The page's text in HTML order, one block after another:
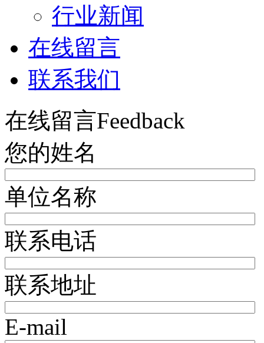
行业新闻
在线留言
联系我们
在线留言Feedback
您的姓名
单位名称
联系电话
联系地址
E-mail